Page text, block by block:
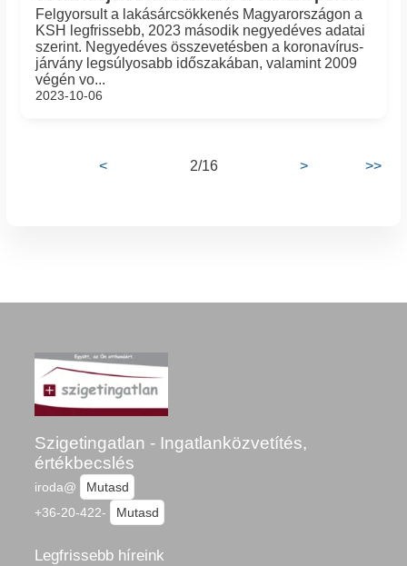
Felgyorsult a lakásárcsökkenés Magyarországon a
KSH legfrissebb, 2023 második negyedéves adatai
szerint. Negyedéves összevetésben a koronavírus-
járvány legsúlyosabb időszakában, valamint 2009
végén vo...
2023-10-06
< 2/16 > >>
Szigetingatlan - Ingatlanközvetítés,
értékbecslés
iroda@
Mutasd
+36-20-422-
Mutasd
Legfrissebb híreink